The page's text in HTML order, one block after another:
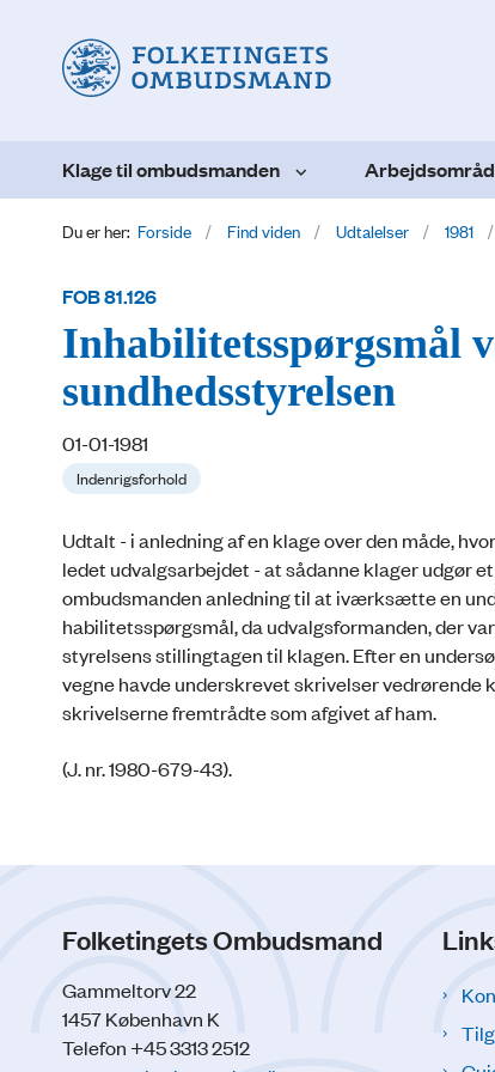
Klage til ombudsmanden
Du er her: Forside Find viden Udtalelser 1981
FOB 81.126
Inhabilitetsspørgsmål
sundhedsstyrelsen
01-01-1981
Indenrigsforhold
Udtalt - i anledning af en klage over den måde,
ledet udvalgsarbejdet - at sådanne klager udgør
ombudsmanden anledning til at iværksætte en
habilitetsspørgsmål, da udvalgsformanden, der
styrelsens stillingtagen til klagen. Efter en
vegne havde underskrevet skrivelser vedrørende
skrivelserne fremtrådte som afgivet af ham.
(J. nr. 1980-679-43).
Folketingets Ombudsmand
Gammeltorv 22
1457 København K
Telefon +45 3313 2512